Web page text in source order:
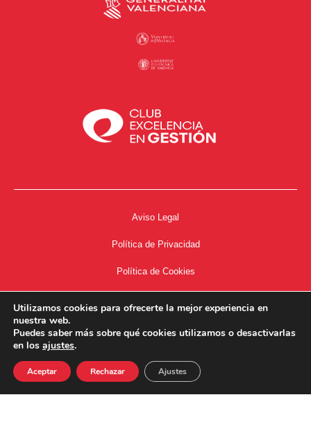
Aviso Legal
Política de Privacidad
Política de Cookies
34667504662
Utilizamos cookies para ofrecerte la mejor experiencia en
nuestra web.
Puedes saber más sobre qué cookies utilizamos o desactivarlas
en los ajustes.
Aceptar Rechazar Ajustes